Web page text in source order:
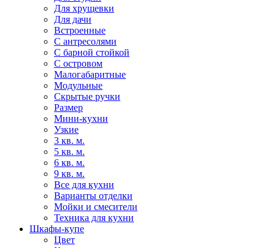
Для хрущевки
Для дачи
Встроенные
С антресолями
С барной стойкой
С островом
Малогабаритные
Модульные
Скрытые ручки
Размер
Мини-кухни
Узкие
3 кв. м.
5 кв. м.
6 кв. м.
9 кв. м.
Все для кухни
Варианты отделки
Мойки и смесители
Техника для кухни
Шкафы-купе
Цвет